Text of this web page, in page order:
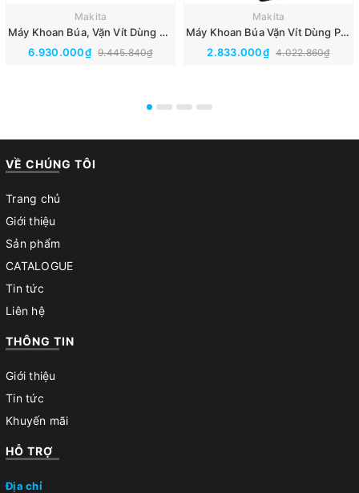
Makita
Máy Khoan Búa, Vặn Vít Dùng Pin 18v Makita DHP482RFE
6.930.000₫ 9.445.840₫
Makita
Máy Khoan Búa Vặn Vít Dùng Pin 18v Makita HP488D002
2.833.000₫ 4.022.860₫
VỀ CHÚNG TÔI
Trang chủ
Giới thiệu
Sản phẩm
CATALOGUE
Tin tức
Liên hệ
THÔNG TIN
Giới thiệu
Tin tức
Khuyến mãi
HỖ TRỢ
Địa chỉ